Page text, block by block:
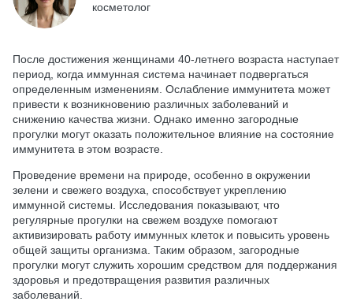
косметолог
После достижения женщинами 40-летнего возраста наступает
период, когда иммунная система начинает подвергаться
определенным изменениям. Ослабление иммунитета может
привести к возникновению различных заболеваний и
снижению качества жизни. Однако именно загородные
прогулки могут оказать положительное влияние на состояние
иммунитета в этом возрасте.
Проведение времени на природе, особенно в окружении
зелени и свежего воздуха, способствует укреплению
иммунной системы. Исследования показывают, что
регулярные прогулки на свежем воздухе помогают
активизировать работу иммунных клеток и повысить уровень
общей защиты организма. Таким образом, загородные
прогулки могут служить хорошим средством для поддержания
здоровья и предотвращения развития различных
заболеваний.